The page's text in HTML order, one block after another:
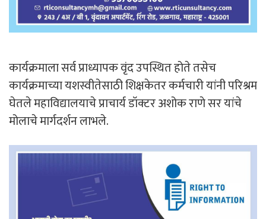
कार्यक्रमाला सर्व प्राध्यापक वृंद उपस्थित होते तसेच
कार्यक्रमाच्या यशस्वीतेसाठी शिक्षकेतर कर्मचारी यांनी परिश्रम
घेतले महाविद्यालयाचे प्राचार्य डॉक्टर अशोक राणे सर यांचे
मोलाचे मार्गदर्शन लाभले.